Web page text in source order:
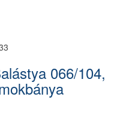
066/104,